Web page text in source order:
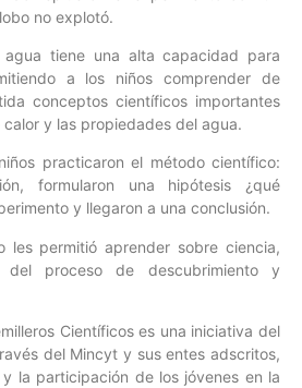
no explotó.
tiene una alta capacidad para
a los niños comprender de
conceptos científicos importantes
y las propiedades del agua.
practicaron el método científico:
formularon una hipótesis ¿qué
y llegaron a una conclusión.
les permitió aprender sobre ciencia,
del proceso de descubrimiento y
Científicos es una iniciativa del
del Mincyt y sus entes adscritos,
la participación de los jóvenes en la